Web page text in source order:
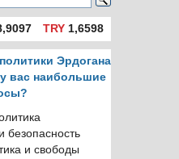
TRY1,6598
Эрдогана
вас наибольшие
безопасность
и свободы